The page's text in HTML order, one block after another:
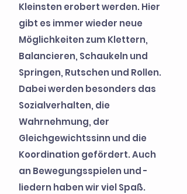
Kleinsten erobert werden. Hier
gibt es immer wieder neue
Möglichkeiten zum Klettern,
Balancieren, Schaukeln und
Springen, Rutschen und Rollen.
Dabei werden besonders das
Sozialverhalten, die
Wahrnehmung, der
Gleichgewichtssinn und die
Koordination gefördert. Auch
an Bewegungsspielen und -
liedern haben wir viel Spaß.